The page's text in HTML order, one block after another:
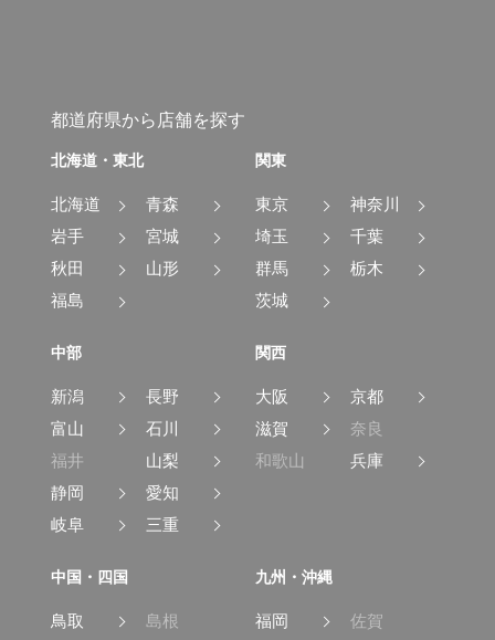
都道府県から店舗を探す
北海道・東北
北海道
青森
岩手
宮城
秋田
山形
福島
関東
東京
神奈川
埼玉
千葉
群馬
栃木
茨城
中部
新潟
長野
富山
石川
福井
山梨
静岡
愛知
岐阜
三重
関西
大阪
京都
滋賀
奈良
和歌山
兵庫
中国・四国
鳥取
島根
九州・沖縄
福岡
佐賀